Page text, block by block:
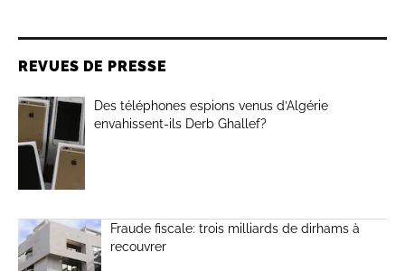
REVUES DE PRESSE
Des téléphones espions venus d’Algérie
envahissent-ils Derb Ghallef?
Fraude fiscale: trois milliards de dirhams à
recouvrer